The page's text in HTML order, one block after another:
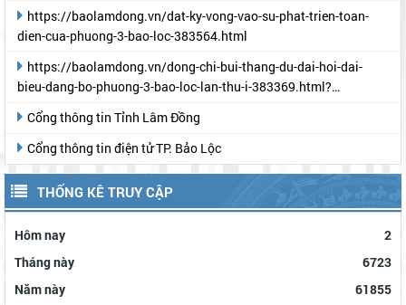
dien-cua-phuong-3-bao-loc-383564.html
bieu-dang-bo-phuong-3-bao-loc-lan-thu-i-383369.html?
Cổng thông tin Tỉnh Lâm Đồng
Cổng thông tin điện tử TP. Bảo Lộc
THỐNG KÊ TRUY CẬP
Hôm nay
2
Tháng này
6723
Năm này
61855